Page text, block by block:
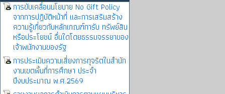
การขับเคลื่อนนโยบาย No Gift Policy
จากการปฏิบัติหน้าที่ และการเสริมสร้าง
ความรู้เกี่ยวกับหลักเกณฑ์การับ ทรัพย์สิน
หรือประโยชน์ อื่นใดโดยธรรมจรรยาของ
เจ้าพนักงานของรัฐ
การประเมินความเสี่ยงการทุจริตในสำนัก
งานเขตพิ้นที่การศึกษา ประจำ
ปีงบประมาณ พ.ศ.2569